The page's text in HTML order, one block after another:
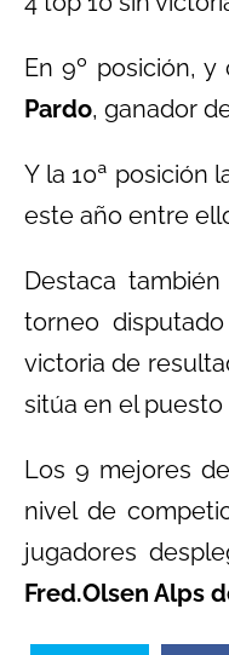
En 9º posición,
Pardo, ganador
Y la 10ª posición
este año entre
Destaca
torneo
victoria de
sitúa en el puesto
Los 9 mejores
nivel de
jugadores
Fred.Olsen Alps